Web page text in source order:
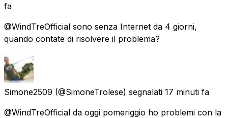
fa
@WindTreOfficial sono senza Internet da 4 giorni,
quando contate di risolvere il problema?
Simone2509 (@SimoneTrolese) segnalati 17 minuti fa
@WindTreOfficial da oggi pomeriggio ho problemi con la